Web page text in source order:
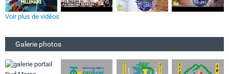
Voir plus de vidéos
Galerie photos